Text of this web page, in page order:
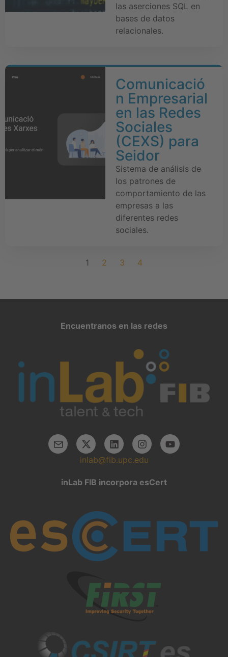
las aserciones SQL en
bases de datos
relacionales.
Comunicació
n Empresarial
en las Redes
Sociales
(CEXS) para
Seidor
Sistema de análisis de
los patrones de
comportamiento de las
empresas a las
diferentes redes
sociales.
1 2 3 4
Encuentranos en las redes
inlab@fib.upc.edu
inLab FIB incorpora esCert